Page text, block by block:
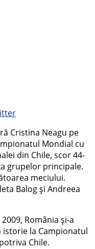
Cristina Neagu pe
Mondial cu
din Chile, scor 44-
grupelor principale.
meciului.
Balog și Andreea
România și-a
la Campionatul
Chile.